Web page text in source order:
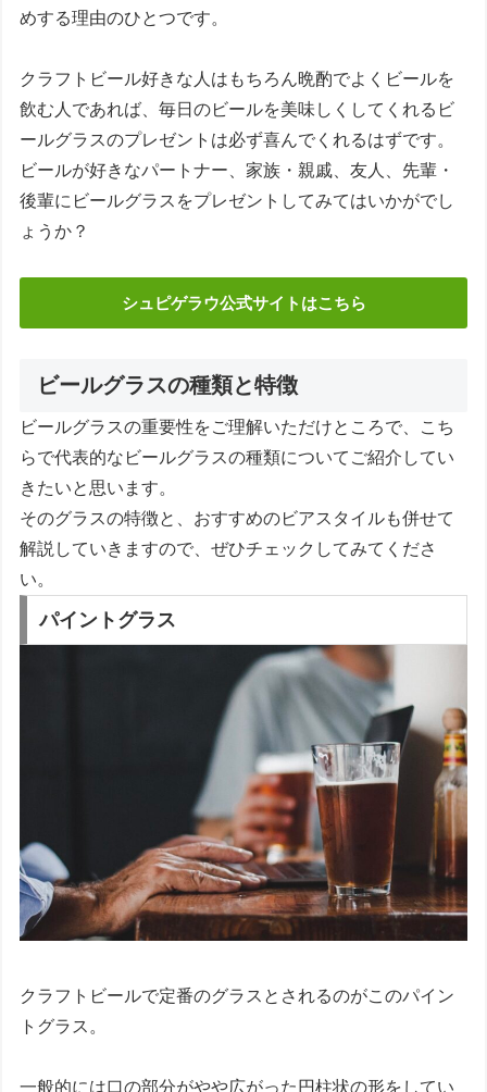
めする理由のひとつです。
クラフトビール好きな人はもちろん晩酌でよくビールを
飲む人であれば、毎日のビールを美味しくしてくれるビ
ールグラスのプレゼントは必ず喜んでくれるはずです。
ビールが好きなパートナー、家族・親戚、友人、先輩・
後輩にビールグラスをプレゼントしてみてはいかがでし
ょうか？
シュピゲラウ公式サイトはこちら
ビールグラスの種類と特徴
ビールグラスの重要性をご理解いただけところで、こち
らで代表的なビールグラスの種類についてご紹介してい
きたいと思います。
そのグラスの特徴と、おすすめのビアスタイルも併せて
解説していきますので、ぜひチェックしてみてくださ
い。
パイントグラス
クラフトビールで定番のグラスとされるのがこのパイン
トグラス。
一般的には口の部分がやや広がった円柱状の形をしてい